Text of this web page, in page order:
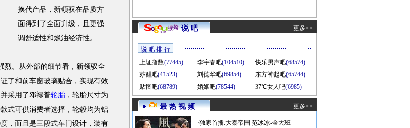
换代产品，新领驭在品质方
面得到了全面升级，且更强
调舒适性和燃油经济性。
。从外部的细节看，新领驭全
了和前车窗玻璃贴合，实现有效
采用了邓禄普轮胎 ，轮胎尺寸为
式可供消费者选择，轮毂均为铝
，而且是三段式车门设计，装有
说 吧 更多>>
说 吧 排 行
上证指数(77445) 李宇春吧(104510) 快乐男声吧(68574)
苏醒吧(41523) 刘德华吧(69854) 东方神起吧(65744)
贴图吧(68789) 婚姻吧(78544) 37℃女人吧(6985)
最 热 视 频 更多>>
·独家首播:大秦帝国 范冰冰-金大班